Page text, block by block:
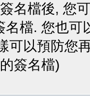
名檔後, 您
名檔. 您也
可以預防您
簽名檔)